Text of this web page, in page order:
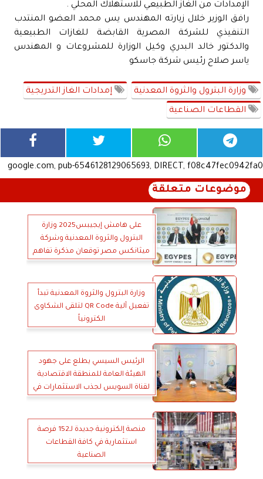
الإمدادات من الغاز الطبيعي للاستهلاك المحلي .
رافق الوزير خلال زيارته المهندس يس محمد العضو المنتدب
التنفيذي للشركة المصرية القابضة للغازات الطبيعية
والدكتور خالد البدري وكيل الوزارة للمشروعات و المهندس
ياسر صلاح رئيس شركة جاسكو
وزارة البترول والثروة المعدنية إمدادات الغاز التدريجية
القطاعات الصناعية
google.com, pub-6546128129065693, DIRECT, f08c47fec0942fa0
موضوعات متعلقة
على هامش إيجيبس2025 وزارة
البترول والثروة المعدنية وشركة
ميثانكس مصر توقعان مذكرة تفاهم
وزارة البترول والثروة المعدنية تبدأ
تفعيل آلية QR Code لتلقى الشكاوى
الكترونياً
الرئيس السيسي يطلع على جهود
الهيئة العامة للمنطقة الاقتصادية
لقناة السويس لجذب الاستثمارات في
منصة إلكترونية جديدة لـ152 فرصة
استثمارية في كافة القطاعات
الصناعية